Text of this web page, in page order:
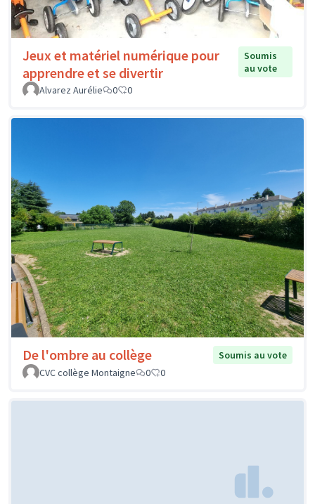
Jeux et matériel numérique pour
apprendre et se divertir
Soumis
au vote
Alvarez Aurélie
0 0
De l'ombre au collège
Soumis au vote
CVC collège Montaigne
0 0